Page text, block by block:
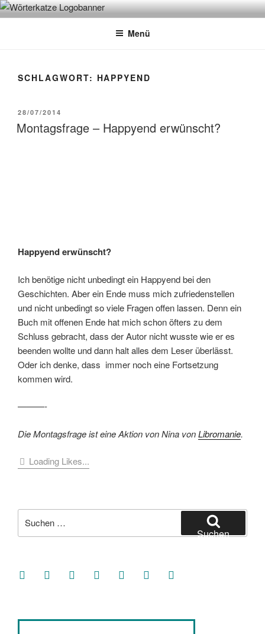
Zum
InhaltWÖRTERKATZE
Von Büchern erzählen
Menü
SCHLAGWORT: HAPPYEND
VERÖFFENTLICHT
AM
28/07/2014
Montagsfrage – Happyend erwünscht?
Happyend erwünscht?
Ich benötige nicht unbedingt ein Happyend bei den
Geschichten. Aber ein Ende muss mich zufriedenstellen
und nicht unbedingt so viele Fragen offen lassen. Denn ein
Buch mit offenen Ende hat mich schon öfters zu dem
Schluss gebracht, dass der Autor nicht wusste wie er es
beenden wollte und dann halt alles dem Leser überlässt.
Oder ich denke, dass immer noch eine Fortsetzung
kommen wird.
———-
Die Montagsfrage ist eine Aktion von Nina vonLibromanie.
Loading Likes...
nach:
Suchen
facebooksoundcloud
twitter mastodoninstagramthreads goodreads